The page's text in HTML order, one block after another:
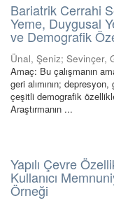
Bariatrik Cerrahi
Yeme, Duygusal
ve Demografik
Ünal, Şeniz; Sevinçer,
Amaç: Bu çalışmanın
geri alımının;
çeşitli demografik
Araştırmanın ...
Yapılı Çevre
Kullanıcı
Örneği